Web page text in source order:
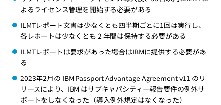
よるライセンス管理を開始する必要がある
ILMTレポート文書は少なくとも四半期ごとに1回は実行し、
各レポートは少なくとも 2 年間は保持する必要がある
ILMTレポートは要求があった場合はIBMに提供する必要があ
る
2023年2月の IBM Passport Advantage Agreement v11 のリ
リースにより、IBM はサブキャパシティー報告要件の例外サ
ポートをしなくなった（導入例外規定はなくなった）